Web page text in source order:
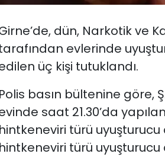
dün, Narkotik ve
evlerinde
üç kişi tutuklandı.
Polis basın bültenine göre,
saat 21.30’da
hintkeneviri türü
hintkeneviri türü